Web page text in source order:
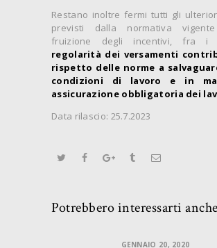
Restano inoltre fermi tutti gli
previsti dalla normativa
fruizione degli incentivi, fra i
regolarità dei versamenti
rispetto delle norme a
condizioni di lavoro e in
assicurazione obbligatoria dei
Data rilascio: 25.7.2023
Potrebbero interessarti anche
GENNAIO 20, 2020